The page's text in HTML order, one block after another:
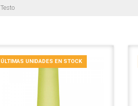
Testo
ÚLTIMAS UNIDADES EN STOCK